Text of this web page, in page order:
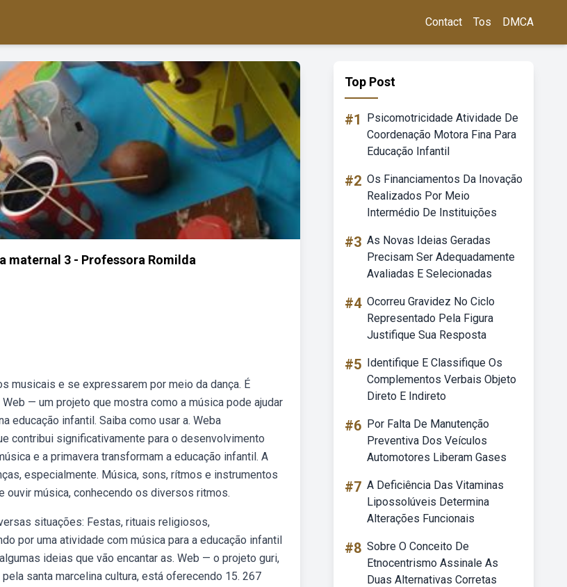
Contact Tos DMCA
maternal 3 - Professora Romilda
musicais e se expressarem por meio da dança. É
— um projeto que mostra como a música pode ajudar
educação infantil. Saiba como usar a. Weba
contribui significativamente para o desenvolvimento
e a primavera transformam a educação infantil. A
especialmente. Música, sons, rítmos e instrumentos
ouvir música, conhecendo os diversos ritmos.
situações: Festas, rituais religiosos,
por uma atividade com música para a educação infantil
ideias que vão encantar as. Web — o projeto guri,
santa marcelina cultura, está oferecendo 15. 267
Top Post
#1
Psicomotricidade Atividade De
Coordenação Motora Fina Para
Educação Infantil
#2 Os Financiamentos Da Inovação
Realizados Por Meio
Intermédio De Instituições
#3 As Novas Ideias Geradas
Precisam Ser Adequadamente
Avaliadas E Selecionadas
#4 Ocorreu Gravidez No Ciclo
Representado Pela Figura
Justifique Sua Resposta
#5 Identifique E Classifique Os
Complementos Verbais Objeto
Direto E Indireto
#6 Por Falta De Manutenção
Preventiva Dos Veículos
Automotores Liberam Gases
#7 A Deficiência Das Vitaminas
Lipossolúveis Determina
Alterações Funcionais
#8 Sobre O Conceito De
Etnocentrismo Assinale As
Duas Alternativas Corretas